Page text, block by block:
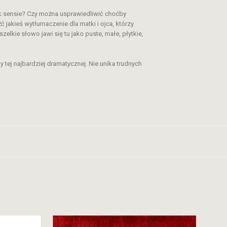
Czy można usprawiedliwić choćby
jakieś wytłumaczenie dla matki i ojca, którzy
słowo jawi się tu jako puste, małe, płytkie,
najbardziej dramatycznej. Nie unika trudnych